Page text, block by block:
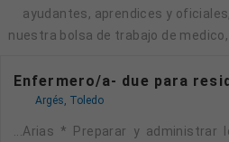
ayudantes, aprendices y
nuestra bolsa de trabajo de
Enfermero/a- due para
Argés, Toledo
...arias * Preparar y administrar los medicamentos segun